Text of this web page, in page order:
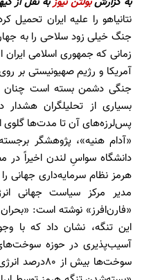
نتانیاهو را علیه ایران
جنگ خیلی زود سلاحی را به
زمانی که جمهوری اسلامی
آمریکا و رژیم صهیونیستی بر
جنگی دشمن بسته است چنان
بسیاری از تحلیلگران
پس‌لرزه‌های آن تا مدت‌ها گلوی
«آدام هنیه»، پژوهشگر
دانشگاه سواسِ لندن اخیراً در
هرمز نظام سرمایه‌داری جهانی
مدیر مرکز سیاست جهانی
«فارن‌افرز» نوشته است: «بحران
این تنگه، نشان داد که با
آسیب‌پذیری در حوزه
سوخت‌ها بیش